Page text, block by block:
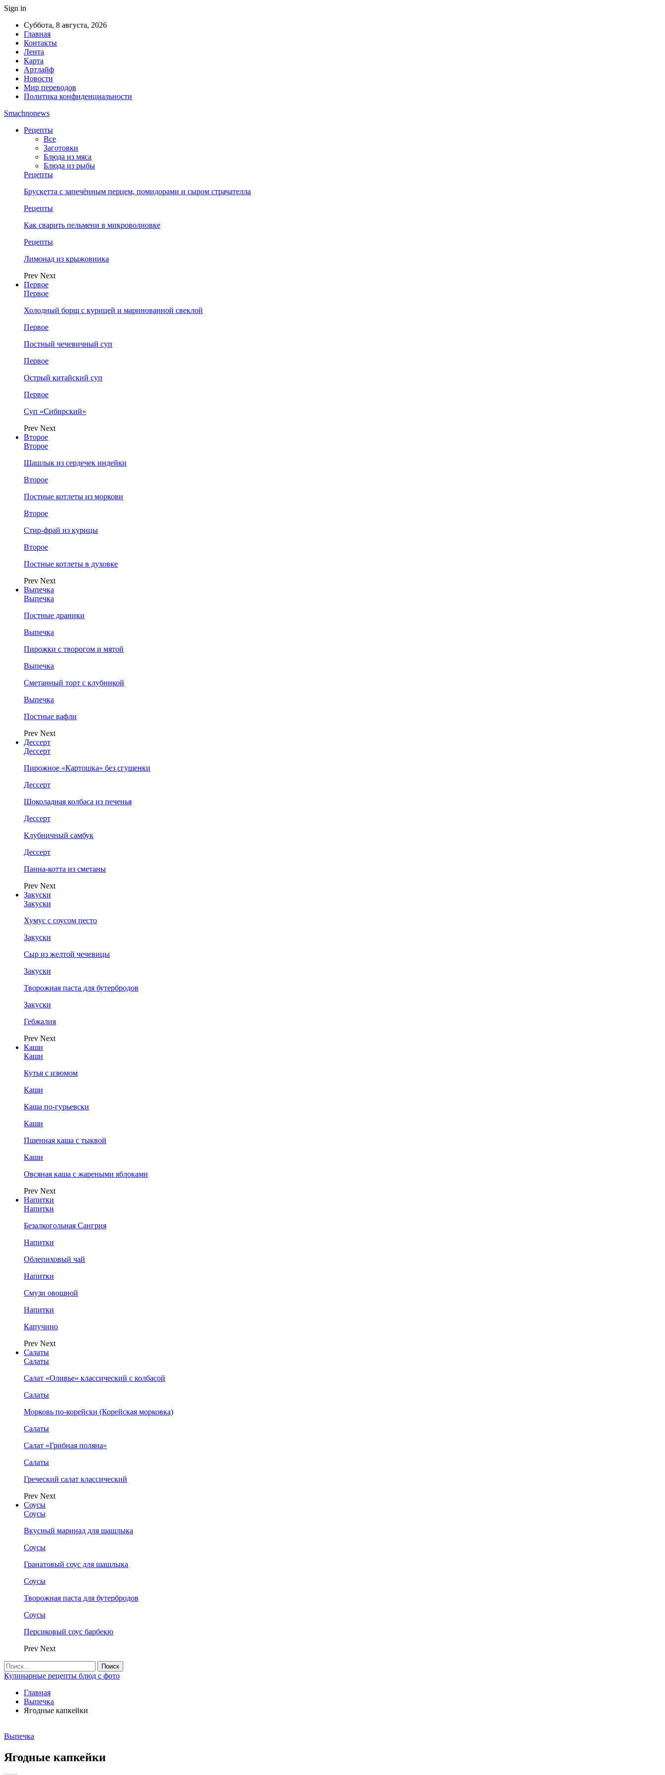
Sign in
Суббота, 8 августа, 2026
Главная
Контакты
Лента
Карта
Артлайф
Новости
Мир переводов
Политика конфиденциальности
Smachnonews
Рецепты
Все
Заготовки
Блюда из мяса
Блюда из рыбы
Рецепты
Брускетта с запечённым перцем, помидорами и сыром страчателла
Рецепты
Как сварить пельмени в микроволновке
Рецепты
Лимонад из крыжовника
Prev Next
Первое
Первое
Холодный борщ с курицей и маринованной свеклой
Первое
Постный чечевичный суп
Первое
Острый китайский суп
Первое
Суп «Сибирский»
Prev Next
Второе
Второе
Шашлык из сердечек индейки
Второе
Постные котлеты из моркови
Второе
Стир-фрай из курицы
Второе
Постные котлеты в духовке
Prev Next
Выпечка
Выпечка
Постные драники
Выпечка
Пирожки с творогом и мятой
Выпечка
Сметанный торт с клубникой
Выпечка
Постные вафли
Prev Next
Дессерт
Дессерт
Пирожное «Картошка» без сгущенки
Дессерт
Шоколадная колбаса из печенья
Дессерт
Клубничный самбук
Дессерт
Панна-котта из сметаны
Prev Next
Закуски
Закуски
Хумус с соусом песто
Закуски
Сыр из желтой чечевицы
Закуски
Творожная паста для бутербродов
Закуски
Гебжалия
Prev Next
Каши
Каши
Кутья с изюмом
Каши
Каша по-гурьевски
Каши
Пшенная каша с тыквой
Каши
Овсяная каша с жареными яблоками
Prev Next
Напитки
Напитки
Безалкогольная Сангрия
Напитки
Облепиховый чай
Напитки
Смузи овощной
Напитки
Капучино
Prev Next
Салаты
Салаты
Салат «Оливье» классический с колбасой
Салаты
Морковь по-корейски (Корейская морковка)
Салаты
Салат «Грибная поляна»
Салаты
Греческий салат классический
Prev Next
Соусы
Соусы
Вкусный маринад для шашлыка
Соусы
Гранатовый соус для шашлыка
Соусы
Творожная паста для бутербродов
Соусы
Персиковый соус барбекю
Prev Next
Кулинарные рецепты блюд с фото
Главная
Выпечка
Ягодные капкейки
Выпечка
Ягодные капкейки